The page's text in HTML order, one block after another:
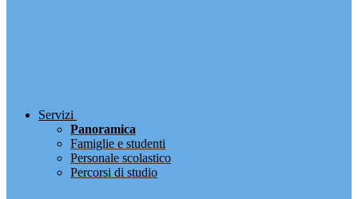
Servizi
Panoramica
Famiglie e studenti
Personale scolastico
Percorsi di studio